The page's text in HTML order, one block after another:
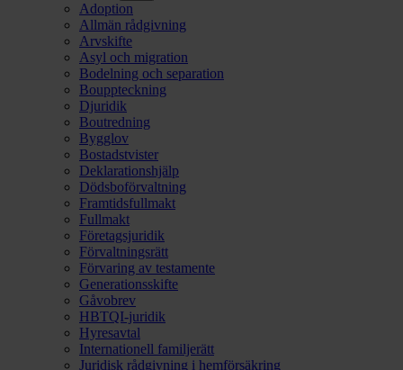
Adoption
Allmän rådgivning
Arvskifte
Asyl och migration
Bodelning och separation
Bouppteckning
Djuridik
Boutredning
Bygglov
Bostadstvister
Deklarationshjälp
Dödsboförvaltning
Framtidsfullmakt
Fullmakt
Företagsjuridik
Förvaltningsrätt
Förvaring av testamente
Generationsskifte
Gåvobrev
HBTQI-juridik
Hyresavtal
Internationell familjerätt
Juridisk rådgivning i hemförsäkring